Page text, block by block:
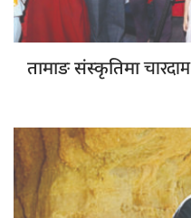
तामाङ संस्कृतिमाचारदाम